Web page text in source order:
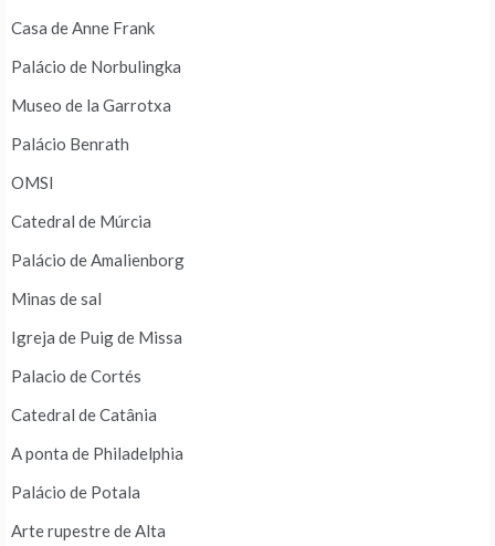
Casa de Anne Frank
Palácio de Norbulingka
Museo de la Garrotxa
Palácio Benrath
OMSI
Catedral de Múrcia
Palácio de Amalienborg
Minas de sal
Igreja de Puig de Missa
Palacio de Cortés
Catedral de Catânia
A ponta de Philadelphia
Palácio de Potala
Arte rupestre de Alta